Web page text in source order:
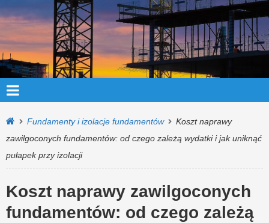
Fundamenty i izolacje fundamentów
Koszt naprawy
zawilgoconych fundamentów: od czego zależą wydatki i jak uniknąć
pułapek przy izolacji
Koszt naprawy zawilgoconych
fundamentów: od czego zależą